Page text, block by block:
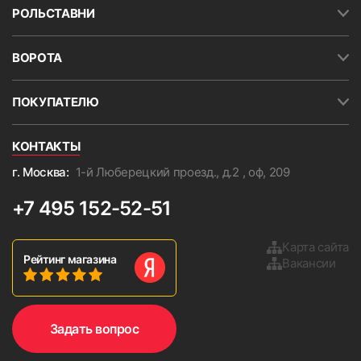
РОЛЬСТАВНИ
ВОРОТА
ПОКУПАТЕЛЮ
КОНТАКТЫ
+7 495 152-52-51
г. Москва: 1-й Люберецкий проезд., д.2 , оф, 209
Рейтинг магазина
Карта сайта
Вакансии
Задать вопрос